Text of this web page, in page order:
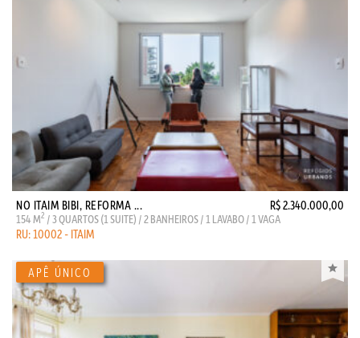
NO ITAIM BIBI, REFORMA ... R$ 2.340.000,00
154 M2 / 3 QUARTOS (1 SUITE) / 2 BANHEIROS / 1 LAVABO / 1 VAGA
RU: 10002 - ITAIM